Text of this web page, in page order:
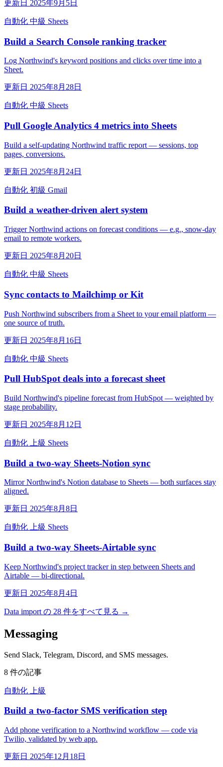
更新日 2025年9月5日
自動化 中級 Sheets
Build a Search Console ranking tracker
Log Northwind's keyword positions and clicks over time into a
Sheet.
更新日 2025年8月28日
自動化 中級 Sheets
Pull Google Analytics 4 metrics into Sheets
Build a self-updating Northwind traffic report — sessions, top
pages, conversions.
更新日 2025年8月24日
自動化 初級 Gmail
Build a weather-driven alert system
Trigger Northwind actions on forecast conditions — e.g., snow-day
email to remote workers.
更新日 2025年8月20日
自動化 中級 Sheets
Sync contacts to Mailchimp or Kit
Push Northwind subscribers from a Sheet to your email platform —
one source of truth.
更新日 2025年8月16日
自動化 中級 Sheets
Pull HubSpot deals into a forecast sheet
Build Northwind's pipeline forecast from HubSpot — weighted by
stage probability.
更新日 2025年8月12日
自動化 上級 Sheets
Build a two-way Sheets-Notion sync
Mirror Northwind's Notion database to Sheets — both surfaces stay
aligned.
更新日 2025年8月8日
自動化 上級 Sheets
Build a two-way Sheets-Airtable sync
Keep Northwind's project tracker in step between Sheets and
Airtable — bi-directional.
更新日 2025年8月4日
Data import の 28 件をすべて見る →
Messaging
Send Slack, Telegram, Discord, and SMS messages.
8 件の記事
自動化 上級
Build a two-factor SMS verification step
Add phone verification to a Northwind workflow — code via
Twilio, validated by web app.
更新日 2025年12月18日